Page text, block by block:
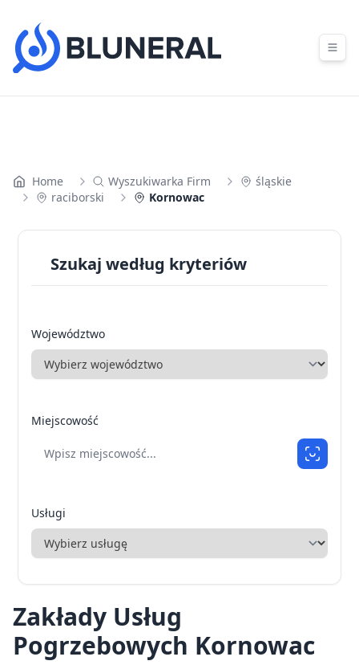
Home Wyszukiwarka Firm
śląskie
raciborski
Kornowac
Szukaj według kryteriów
Województwo
Miejscowość
Usługi
Zakłady Usług
Pogrzebowych Kornowac